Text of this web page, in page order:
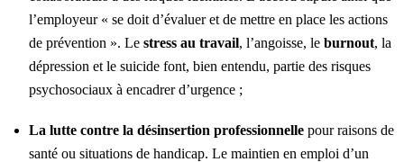
l’employeur « se doit d’évaluer et de mettre en place les actions
de prévention ». Le stress au travail, l’angoisse, le burnout, la
dépression et le suicide font, bien entendu, partie des risques
psychosociaux à encadrer d’urgence ;
La lutte contre la désinsertion professionnelle pour raisons de
santé ou situations de handicap. Le maintien en emploi d’un